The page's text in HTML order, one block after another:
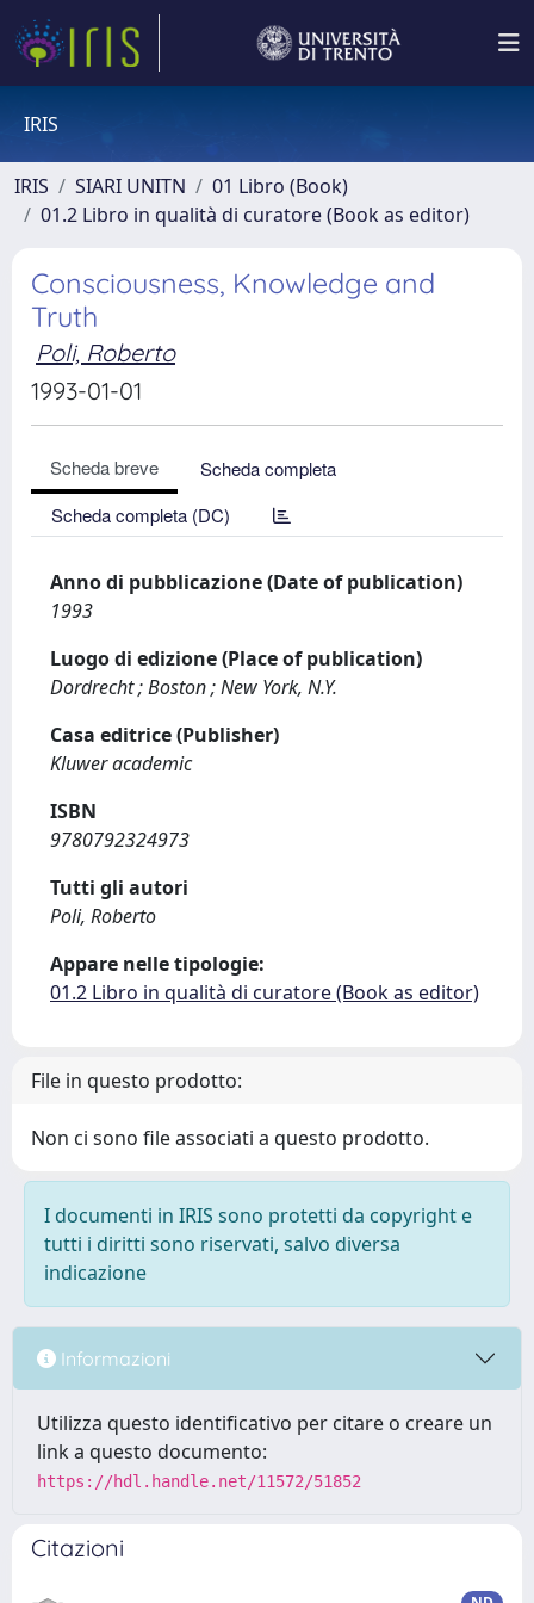
IRIS
IRIS SIARI UNITN
01 Libro (Book)
01.2 Libro in qualità di curatore (Book as editor)
Consciousness, Knowledge and
Truth
Poli, Roberto
1993-01-01
Scheda breve
Scheda completa
Scheda completa (DC)
Anno di pubblicazione (Date of publication)
1993
Luogo di edizione (Place of publication)
Dordrecht ; Boston ; New York, N.Y.
Casa editrice (Publisher)
Kluwer academic
ISBN
9780792324973
Tutti gli autori
Poli, Roberto
Appare nelle tipologie:
01.2 Libro in qualità di curatore (Book as editor)
File in questo prodotto:
Non ci sono file associati a questo prodotto.
I documenti in IRIS sono protetti da copyright e
tutti i diritti sono riservati, salvo diversa
indicazione
Informazioni
Utilizza questo identificativo per citare o creare un
link a questo documento:
https://hdl.handle.net/11572/51852
Citazioni